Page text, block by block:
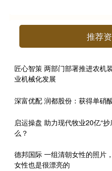
推荐
匠心智策 两部门部署推进农机
业机械化发展
深富优配 润都股份：获得单硝
启运操盘 助力现代牧业20亿“
么？
德邦国际 一组清朝女性的照片
女性也是很漂亮的